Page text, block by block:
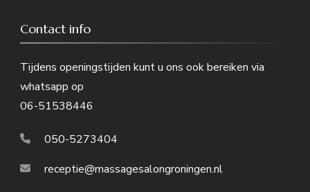
Contact info
Tijdens openingstijden kunt u ons ook bereiken via
whatsapp op
06-51538446
050-5273404
receptie@massagesalongroningen.nl